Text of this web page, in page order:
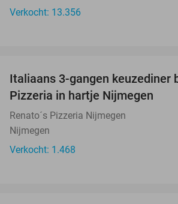
Verkocht: 13.356
Italiaans 3-gangen keuzediner
Pizzeria in hartje Nijmegen
Renato´s Pizzeria Nijmegen
Nijmegen
Verkocht: 1.468